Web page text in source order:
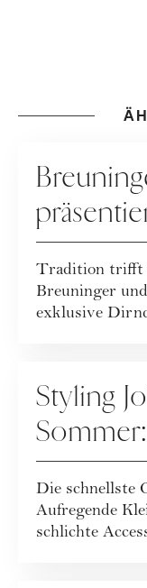
Dirndl-
Tradition trifft
Breuninger
exklusive
Styling
machen
Die schnellste
Aufregende
schlichte